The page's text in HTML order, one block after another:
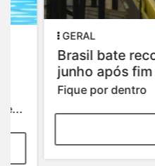
GERAL
Brasil bate
junho após fim da
Fique por dentro